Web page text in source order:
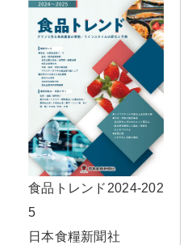
食品トレンド2024-202
5
日本食糧新聞社